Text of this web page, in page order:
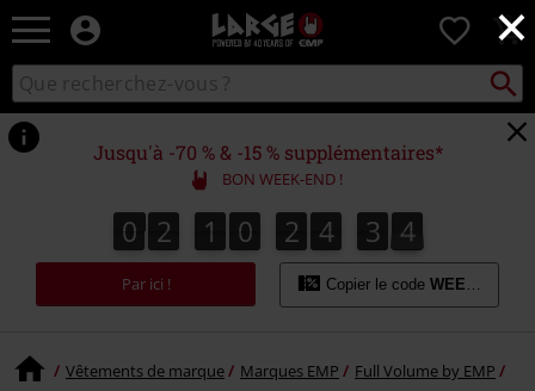
×
EMP
-
Merchandising
Gaming,
Films
&
Séries
TV
Modes
alternatives
0
Rechercher
sur
le
catalogue
Jusqu'à -70 % & -15 % supplémentaires*
BON WEEK-END !
0
0 2
2 1
1 0
0 2
2 4
4 3
3 3
4
3
5
4
Par ici ! Copier le code WEEKEND
Vêtements de marque Marques EMP
Full Volume by EMP